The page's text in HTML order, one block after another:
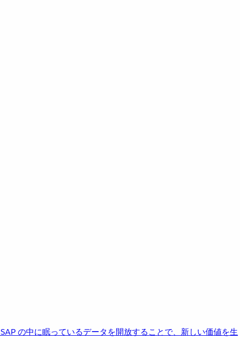
SAP の中に眠っているデータを開放することで、新しい価値を生